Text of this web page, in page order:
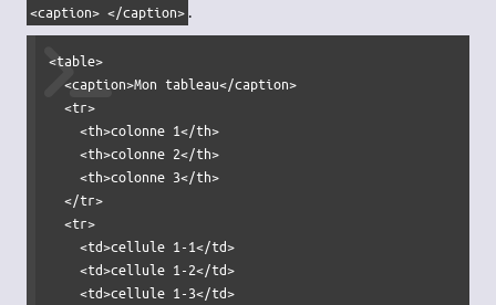
<caption> </caption> .
<table>
  <caption>Mon tableau</caption>
  <tr>
    <th>colonne 1</th>
    <th>colonne 2</th>
    <th>colonne 3</th>
  </tr>
  <tr>
    <td>cellule 1-1</td>
    <td>cellule 1-2</td>
    <td>cellule 1-3</td>